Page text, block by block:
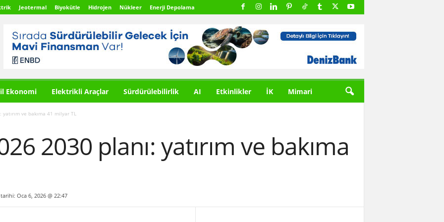
Jeotermal Biyokütle Hidrojen Nükleer Enerji Depolama
Ekonomi Elektrikli Araçlar Sürdürülebilirlik AI Etkinlikler İK Mimari
yatırım ve bakıma 41 milyar TL
2030 planı: yatırım ve bakıma
Oca 6, 2026 @ 22:47